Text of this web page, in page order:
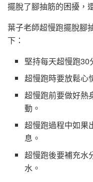
擺脫了腳抽筋的困擾，
葉子老師超慢跑擺脫腳
下：
堅持每天超慢跑30
超慢跑時要放鬆心
超慢跑前要做好熱
動。
超慢跑過程中如果
息。
超慢跑後要補充水
水。